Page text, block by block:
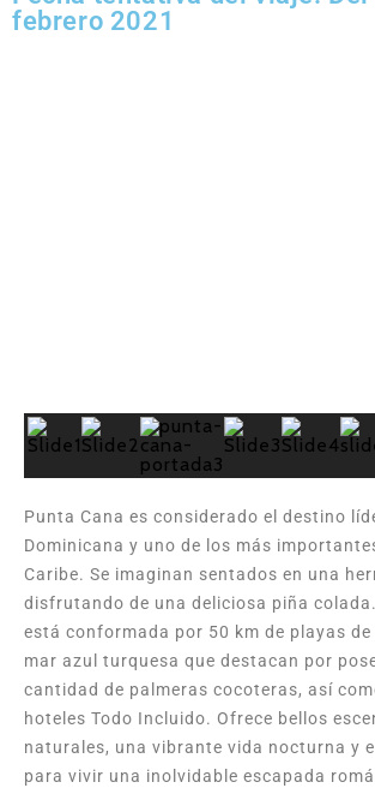
febrero 2021
Punta Cana es considerado el destino
Dominicana y uno de los más
Caribe. Se imaginan sentados en una
disfrutando de una deliciosa piña
está conformada por 50 km de playas
mar azul turquesa que destacan por
cantidad de palmeras cocoteras, así
hoteles Todo Incluido. Ofrece bellos
naturales, una vibrante vida nocturna y
para vivir una inolvidable escapada